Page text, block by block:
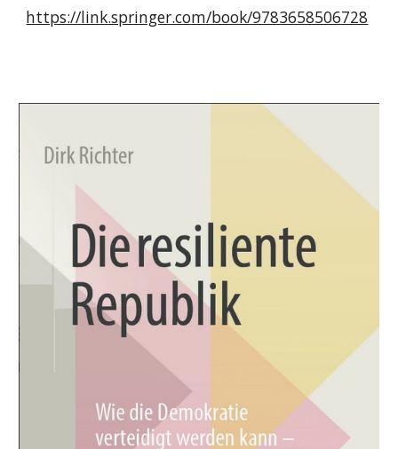
https://link.springer.com/book/9783658506728